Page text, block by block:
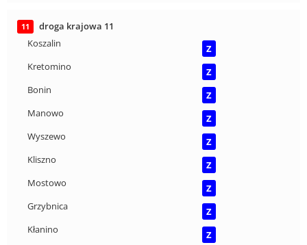
11
droga krajowa 11
Koszalin
Z
Kretomino
Z
Bonin
Z
Manowo
Z
Wyszewo
Z
Kliszno
Z
Mostowo
Z
Grzybnica
Z
Kłanino
Z